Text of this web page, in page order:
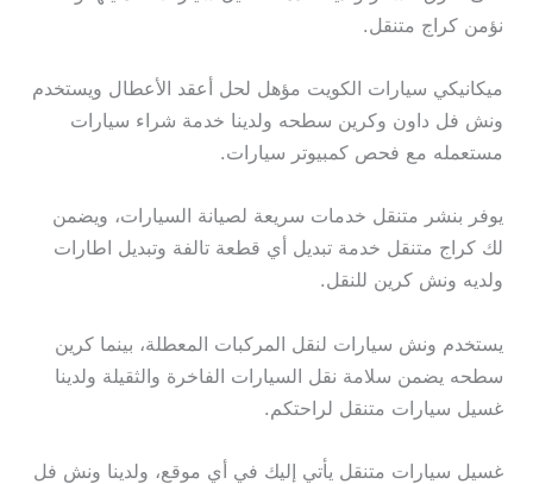
نؤمن كراج متنقل.
ميكانيكي سيارات الكويت مؤهل لحل أعقد الأعطال ويستخدم
ونش فل داون وكرين سطحه ولدينا خدمة شراء سيارات
مستعمله مع فحص كمبيوتر سيارات.
يوفر بنشر متنقل خدمات سريعة لصيانة السيارات، ويضمن
لك كراج متنقل خدمة تبديل أي قطعة تالفة وتبديل اطارات
ولديه ونش كرين للنقل.
يستخدم ونش سيارات لنقل المركبات المعطلة، بينما كرين
سطحه يضمن سلامة نقل السيارات الفاخرة والثقيلة ولدينا
غسيل سيارات متنقل لراحتكم.
غسيل سيارات متنقل يأتي إليك في أي موقع، ولدينا ونش فل